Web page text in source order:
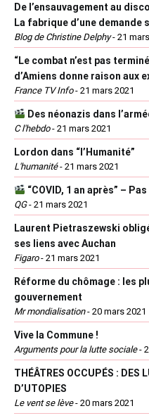
De l’ensauvagement au
La fabrique d’une demande
Blog de Christine Delphy- 21
“Le combat n’est pas
d’Amiens donne raison aux
France TV Info- 21 mars 2021
Des néonazis dans
C l'hebdo- 21 mars 2021
Lordon dans “l’Humanité”
L'humanité- 21 mars 2021
“COVID, 1 an après” –
QG- 21 mars 2021
Laurent Pietraszewski
ses liens avec Auchan
Figaro- 21 mars 2021
Réforme du chômage : les
gouvernement
Mr mondialisation- 20 mars 2021
Vive la Commune !
Arguments pour la lutte sociale-
THÉÂTRES OCCUPÉS : DES
D’UTOPIES
Le vent se lève- 20 mars 2021